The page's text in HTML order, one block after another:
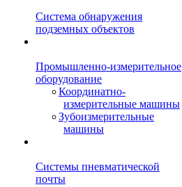
Система обнаружения
подземных объектов
Промышленно-измерительное
оборудование
Координатно-
измерительные машины
Зубоизмерительные
машины
Системы пневматической
почты